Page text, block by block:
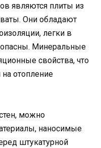
являются плиты из
Они обладают
легки в
Минеральные
свойства, что
отопление
можно
наносимые
штукатурной